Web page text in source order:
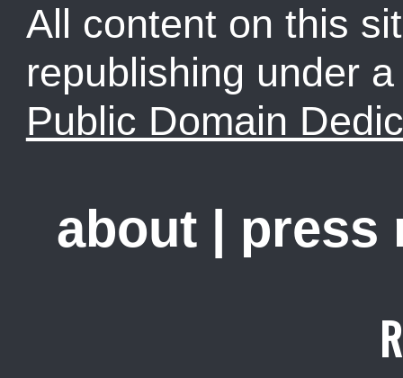
All content on this
republishing under
Public Domain
about | press